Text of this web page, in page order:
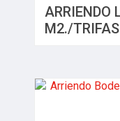
ARRIENDO
M2./